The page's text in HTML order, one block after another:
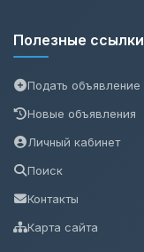
Полезные ссылки
Подать объявление
Новые объявления
Личный кабинет
Поиск
Контакты
Карта сайта